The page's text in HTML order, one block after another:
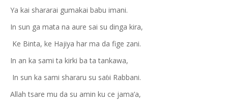
Ya kai shararai gumakai babu imani.
In sun ga mata na aure sai su dinga kira,
Ke Binta, ke Hajiya har ma da fige zani.
In an ka sami ta kirki ba ta tankawa,
In sun ka sami shararu su saɓi Rabbani.
Allah tsare mu da su amin ku ce jama’a,